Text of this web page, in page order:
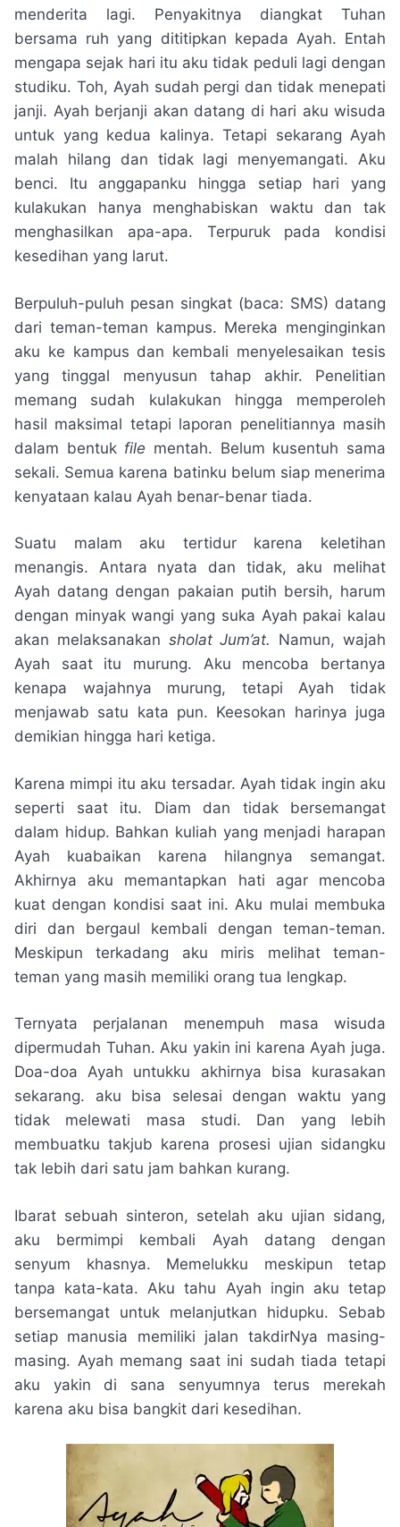
menderita lagi. Penyakitnya diangkat Tuhan
bersama ruh yang dititipkan kepada Ayah. Entah
mengapa sejak hari itu aku tidak peduli lagi dengan
studiku. Toh, Ayah sudah pergi dan tidak menepati
janji. Ayah berjanji akan datang di hari aku wisuda
untuk yang kedua kalinya. Tetapi sekarang Ayah
malah hilang dan tidak lagi menyemangati. Aku
benci. Itu anggapanku hingga setiap hari yang
kulakukan hanya menghabiskan waktu dan tak
menghasilkan apa-apa. Terpuruk pada kondisi
kesedihan yang larut.
Berpuluh-puluh pesan singkat (baca: SMS) datang
dari teman-teman kampus. Mereka menginginkan
aku ke kampus dan kembali menyelesaikan tesis
yang tinggal menyusun tahap akhir. Penelitian
memang sudah kulakukan hingga memperoleh
hasil maksimal tetapi laporan penelitiannya masih
dalam bentuk file mentah. Belum kusentuh sama
sekali. Semua karena batinku belum siap menerima
kenyataan kalau Ayah benar-benar tiada.
Suatu malam aku tertidur karena keletihan
menangis. Antara nyata dan tidak, aku melihat
Ayah datang dengan pakaian putih bersih, harum
dengan minyak wangi yang suka Ayah pakai kalau
akan melaksanakan sholat Jum’at. Namun, wajah
Ayah saat itu murung. Aku mencoba bertanya
kenapa wajahnya murung, tetapi Ayah tidak
menjawab satu kata pun. Keesokan harinya juga
demikian hingga hari ketiga.
Karena mimpi itu aku tersadar. Ayah tidak ingin aku
seperti saat itu. Diam dan tidak bersemangat
dalam hidup. Bahkan kuliah yang menjadi harapan
Ayah kuabaikan karena hilangnya semangat.
Akhirnya aku memantapkan hati agar mencoba
kuat dengan kondisi saat ini. Aku mulai membuka
diri dan bergaul kembali dengan teman-teman.
Meskipun terkadang aku miris melihat teman-
teman yang masih memiliki orang tua lengkap.
Ternyata perjalanan menempuh masa wisuda
dipermudah Tuhan. Aku yakin ini karena Ayah juga.
Doa-doa Ayah untukku akhirnya bisa kurasakan
sekarang. aku bisa selesai dengan waktu yang
tidak melewati masa studi. Dan yang lebih
membuatku takjub karena prosesi ujian sidangku
tak lebih dari satu jam bahkan kurang.
Ibarat sebuah sinteron, setelah aku ujian sidang,
aku bermimpi kembali Ayah datang dengan
senyum khasnya. Memelukku meskipun tetap
tanpa kata-kata. Aku tahu Ayah ingin aku tetap
bersemangat untuk melanjutkan hidupku. Sebab
setiap manusia memiliki jalan takdirNya masing-
masing. Ayah memang saat ini sudah tiada tetapi
aku yakin di sana senyumnya terus merekah
karena aku bisa bangkit dari kesedihan.